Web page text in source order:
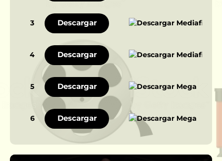
3 Descargar
4 Descargar
5 Descargar
6 Descargar